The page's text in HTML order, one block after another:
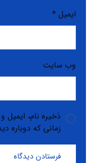
ایمیل*
وب‌ سایت
ذخیره نام،
زمانی که دوباره
فرستادن دیدگاه